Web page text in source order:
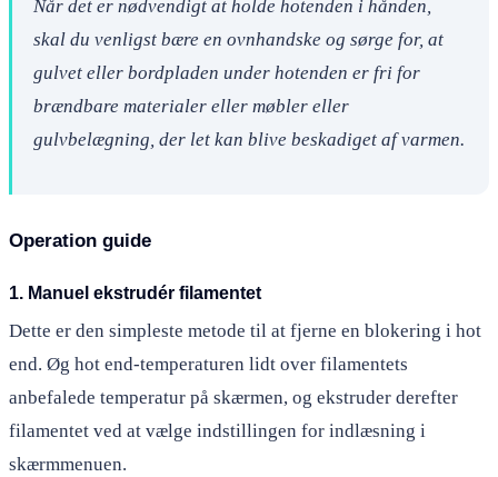
Når det er nødvendigt at holde hotenden i hånden,
skal du venligst bære en ovnhandske og sørge for, at
gulvet eller bordpladen under hotenden er fri for
brændbare materialer eller møbler eller
gulvbelægning, der let kan blive beskadiget af varmen.
Operation guide
1. Manuel ekstrudér filamentet
Dette er den simpleste metode til at fjerne en blokering i hot
end. Øg hot end-temperaturen lidt over filamentets
anbefalede temperatur på skærmen, og ekstruder derefter
filamentet ved at vælge indstillingen for indlæsning i
skærmmenuen.